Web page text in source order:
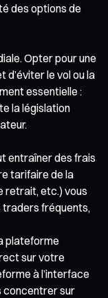
des options de
Opter pour une
le vol ou la
essentielle :
la législation
entraîner des frais
tarifaire de la
retrait, etc.) vous
traders fréquents,
plateforme
sur votre
à l’interface
concentrer sur